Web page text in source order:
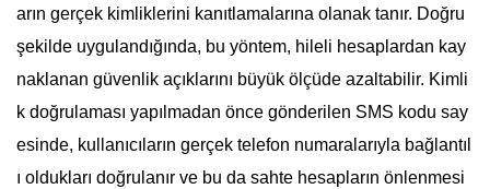
arın gerçek kimliklerini kanıtlamalarına olanak tanır. Doğru
şekilde uygulandığında, bu yöntem, hileli hesaplardan kay
naklanan güvenlik açıklarını büyük ölçüde azaltabilir. Kimli
k doğrulaması yapılmadan önce gönderilen SMS kodu say
esinde, kullanıcıların gerçek telefon numaralarıyla bağlantıl
ı oldukları doğrulanır ve bu da sahte hesapların önlenmesi